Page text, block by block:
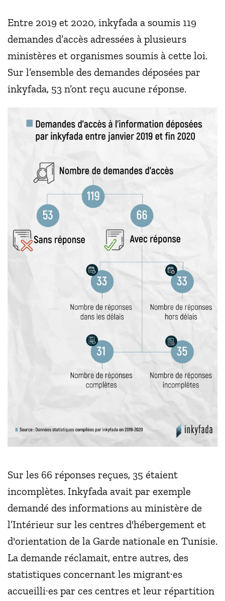
Entre 2019 et 2020, inkyfada a soumis 119
demandes d’accès adressées à plusieurs
ministères et organismes soumis à cette loi.
Sur l’ensemble des demandes déposées par
inkyfada, 53 n’ont reçu aucune réponse.
Sur les 66 réponses reçues, 35 étaient
incomplètes. Inkyfada avait par exemple
demandé des informations au ministère de
l’Intérieur sur les centres d'hébergement et
d'orientation de la Garde nationale en Tunisie.
La demande réclamait, entre autres, des
statistiques concernant les migrant·es
accueilli·es par ces centres et leur répartition